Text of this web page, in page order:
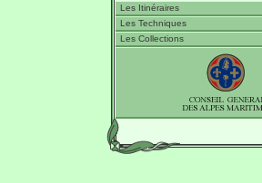
Les Itinéraires
Les Techniques
Les Collections